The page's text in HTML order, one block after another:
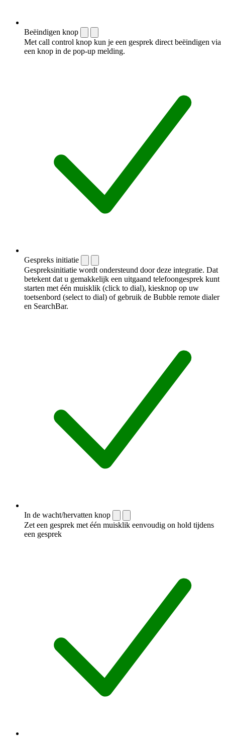
Beëindigen knop
Met call control knop kun je een gesprek direct beëindigen via
een knop in de pop-up melding.
Gespreks initiatie
Gespreksinitiatie wordt ondersteund door deze integratie. Dat
betekent dat u gemakkelijk een uitgaand telefoongesprek kunt
starten met één muisklik (click to dial), kiesknop op uw
toetsenbord (select to dial) of gebruik de Bubble remote dialer
en SearchBar.
In de wacht/hervatten knop
Zet een gesprek met één muisklik eenvoudig on hold tijdens
een gesprek